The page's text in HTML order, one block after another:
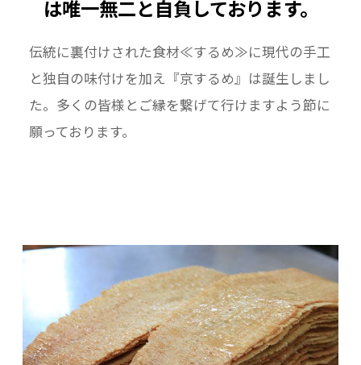
は唯一無二と自負しております。
伝統に裏付けされた食材≪するめ≫に現代の手工
と独自の味付けを加え『京するめ』は誕生しまし
た。多くの皆様とご縁を繋げて行けますよう節に
願っております。